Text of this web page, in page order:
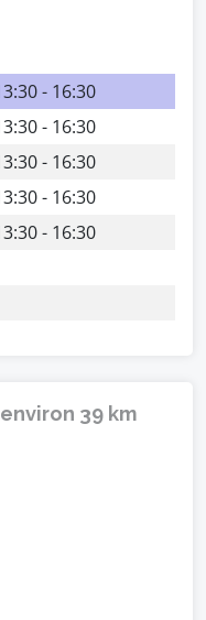
- 16:30
- 16:30
- 16:30
- 16:30
- 16:30
39 km